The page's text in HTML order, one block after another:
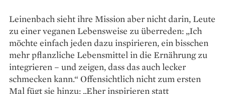
Leinenbach sieht ihre Mission aber nicht darin, Leute
zu einer veganen Lebensweise zu überreden: „Ich
möchte einfach jeden dazu inspirieren, ein bisschen
mehr pflanzliche Lebensmittel in die Ernährung zu
integrieren – und zeigen, dass das auch lecker
schmecken kann.“ Offensichtlich nicht zum ersten
Mal fügt sie hinzu: „Eher inspirieren statt